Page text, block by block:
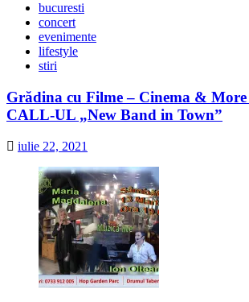
bucuresti
concert
evenimente
lifestyle
stiri
Grădina cu Filme – Cinema &
CALL-UL „New Band in Town”
iulie 22, 2021